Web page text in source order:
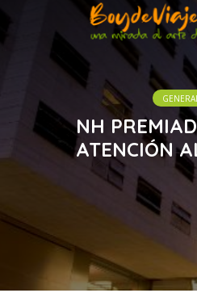
GENERAL
NH
ATENCIÓN